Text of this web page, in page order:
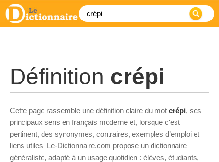
Définition crépi
Cette page rassemble une définition claire du mot crépi, ses
principaux sens en français moderne et, lorsque c’est
pertinent, des synonymes, contraires, exemples d’emploi et
liens utiles. Le-Dictionnaire.com propose un dictionnaire
généraliste, adapté à un usage quotidien : élèves, étudiants,